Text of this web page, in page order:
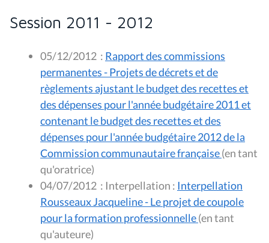
Session 2011 - 2012
05/12/2012 : Rapport des commissions
permanentes - Projets de décrets et de
règlements ajustant le budget des recettes et
des dépenses pour l'année budgétaire 2011 et
contenant le budget des recettes et des
dépenses pour l'année budgétaire 2012 de la
Commission communautaire française(en tant
qu'oratrice)
04/07/2012 : Interpellation : Interpellation
Rousseaux Jacqueline - Le projet de coupole
pour la formation professionnelle(en tant
qu'auteure)